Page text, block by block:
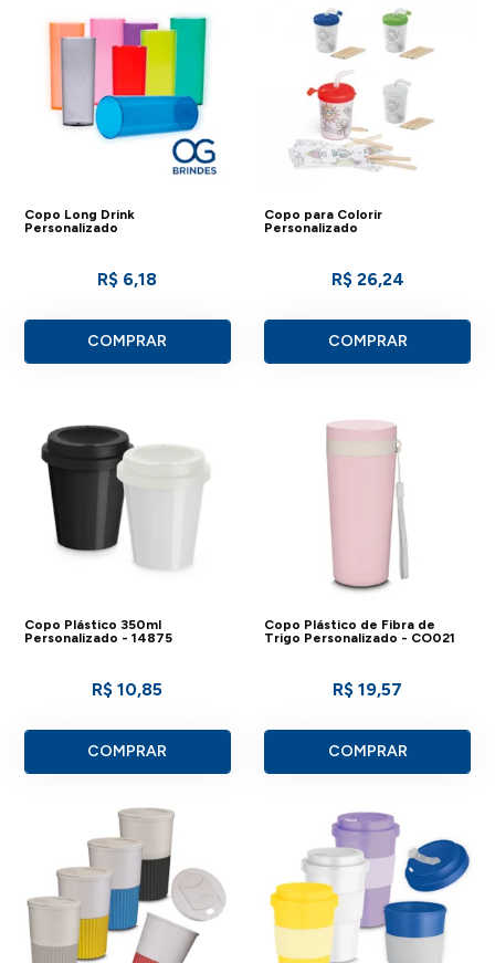
Copo Long Drink
Personalizado
R$ 6,18
COMPRAR
Copo para Colorir
Personalizado
R$ 26,24
COMPRAR
Copo Plástico 350ml
Personalizado - 14875
R$ 10,85
COMPRAR
Copo Plástico de Fibra de
Trigo Personalizado - CO021
R$ 19,57
COMPRAR